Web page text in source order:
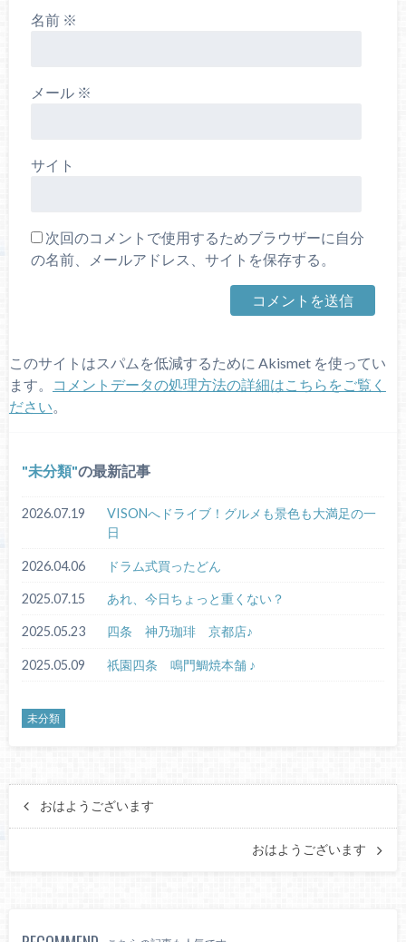
名前 ※
メール ※
サイト
次回のコメントで使用するためブラウザーに自分
の名前、メールアドレス、サイトを保存する。
このサイトはスパムを低減するために Akismet を使ってい
ます。
コメントデータの処理方法の詳細はこちらをご覧く
ださい
未分類 の最新記事
2026.07.19
VISONへドライブ！グルメも景色も大満足の一
日
2026.04.06 ドラム式買ったどん
2025.07.15 あれ、今日ちょっと重くない？
2025.05.23 四条 神乃珈琲 京都店♪
2025.05.09 祇園四条 鳴門鯛焼本舗 ♪
未分類
おはようございます
おはようございます